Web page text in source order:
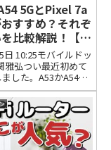
5GとPixel 7a
すすめ？それぞ
比較解説！【価
動作・カメラ画
ン・スピーカ
リー持ち】
日 10:25モバイルドッ
雅弘つい最近初めて
した。A53かA54か
がA53のほうが軽い
モオンラインショ
０００円に値下げさ
入しました。結果